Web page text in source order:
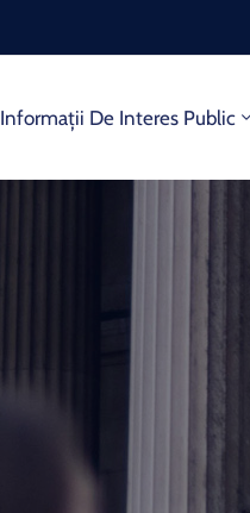
Informații De Interes Public